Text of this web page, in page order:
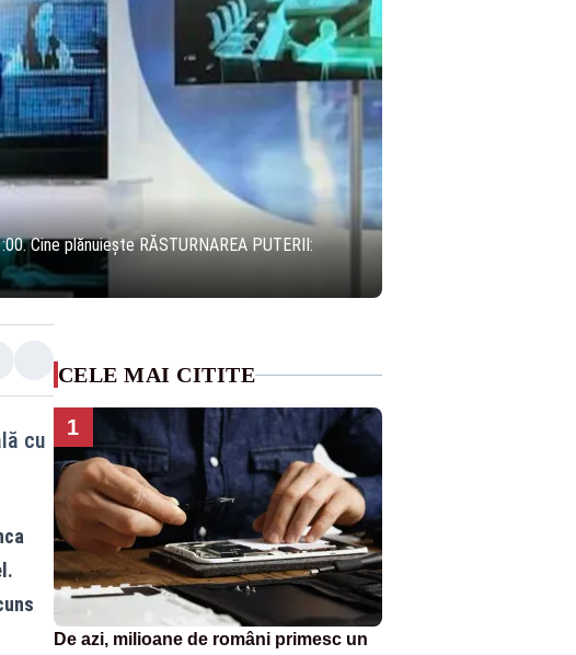
Cine plănuiește RĂSTURNAREA PUTERII:
cu
CELE MAI CITITE
1
De azi, milioane de români primesc un